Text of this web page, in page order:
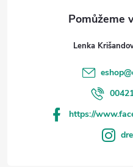
Lenka
eshop@
https://